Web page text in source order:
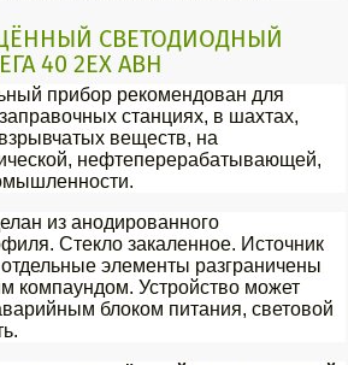
СВЕТОДИОДНЫЙ
40 2EX АВН
прибор рекомендован для
станциях, в шахтах,
веществ, на
нефтеперерабатывающей,
из анодированного
Стекло закаленное. Источник
элементы разграничены
компаундом. Устройство может
блоком питания, световой